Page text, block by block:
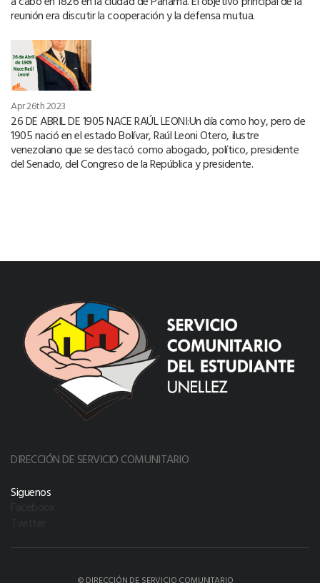
reunión era discutir la cooperación y la defensa mutua.
Apr 26th 2023
26 DE ABRIL DE 1905 NACE RAÚL LEONI:Un día como hoy, pero de
1905 nació en el estado Bolívar, Raúl Leoni Otero, ilustre
venezolano que se destacó como abogado, político, presidente
del Senado, del Congreso de la República y presidente.
DIRECCIÓN DE SERVICIO COMUNITARIO
Siguenos
© DIRECCIÓN DE SERVICIO COMUNITARIO